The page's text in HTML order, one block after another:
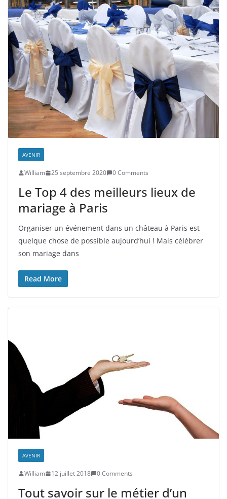
AVENIR
William 25 septembre 2020 0 Comments
Le Top 4 des meilleurs lieux de
mariage à Paris
Organiser un événement dans un château à Paris est
quelque chose de possible aujourd’hui ! Mais célébrer
son mariage dans
Read More
AVENIR
William 12 juillet 2018 0 Comments
Tout savoir sur le métier d’un